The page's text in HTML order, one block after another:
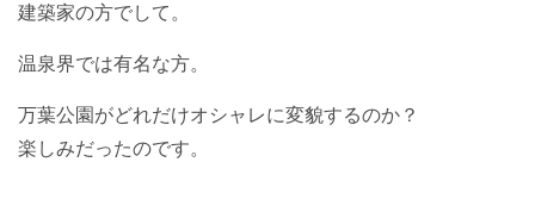
建築家の方でして。
温泉界では有名な方。
万葉公園がどれだけオシャレに変貌するのか？
楽しみだったのです。